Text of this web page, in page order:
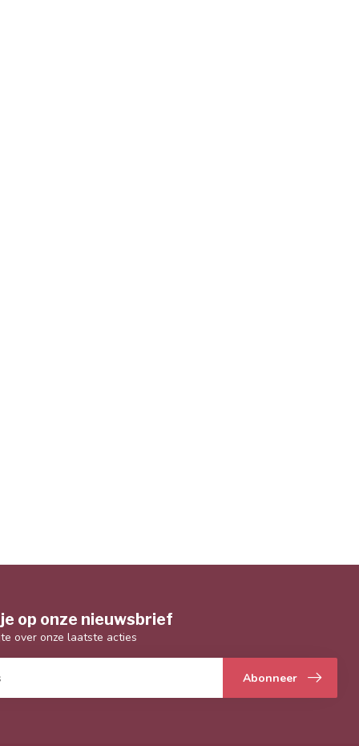
op onze nieuwsbrief
over onze laatste acties
Abonneer